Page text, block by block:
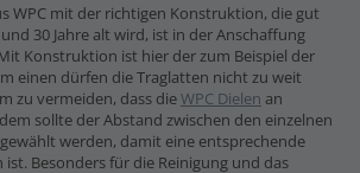
WPC mit der richtigen Konstruktion, die gut
30 Jahre alt wird, ist in der Anschaffung
Konstruktion ist hier der zum Beispiel der
einen dürfen die Traglatten nicht zu weit
zu vermeiden, dass dieWPC Dielen an
sollte der Abstand zwischen den einzelnen
werden, damit eine entsprechende
Besonders für die Reinigung und das